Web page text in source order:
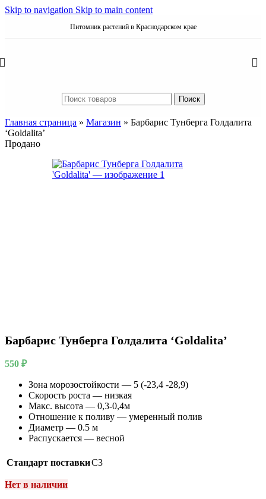
Skip to navigation Skip to main content
Питомник растений в Краснодарском крае
Поиск
Главная страница » Магазин » Барбарис Тунберга Голдалита
‘Goldalita’
Продано
Барбарис Тунберга Голдалита ‘Goldalita’
550 ₽
Зона морозостойкости — 5 (-23,4 -28,9)
Скорость роста — низкая
Макс. высота — 0,3-0,4м
Отношение к поливу — умеренный полив
Диаметр — 0.5 м
Распускается — весной
Стандарт поставкиC3
Нет в наличии